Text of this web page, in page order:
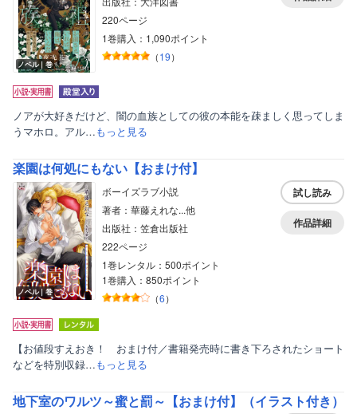
ノベル｜巻
220ページ
1巻購入：1,090ポイント
（19）
ノアが大好きだけど、闇の血族としての彼の本能を疎ましく思ってしま
うマホロ。アル…もっと見る
楽園は何処にもない【おまけ付】
ノベル｜巻
ボーイズラブ小説
著者：華藤えれな...他
出版社：笠倉出版社
222ページ
1巻レンタル：500ポイント
1巻購入：850ポイント
（6）
試し読み
作品詳細
【お値段すえおき！ おまけ付／書籍発売時に書き下ろされたショート
などを特別収録…もっと見る
地下室のワルツ～蜜と罰～【おまけ付】（イラスト付き）